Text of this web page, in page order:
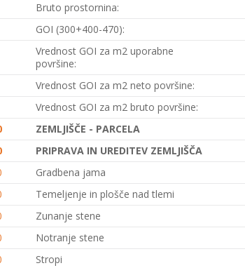
Bruto prostornina:
GOI (300+400-470):
Vrednost GOI za m2 uporabne
površine:
Vrednost GOI za m2 neto površine:
Vrednost GOI za m2 bruto površine:
ZEMLJIŠČE - PARCELA
PRIPRAVA IN UREDITEV ZEMLJIŠČA
Gradbena jama
Temeljenje in plošče nad tlemi
Zunanje stene
Notranje stene
Stropi